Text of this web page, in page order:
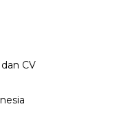
CV